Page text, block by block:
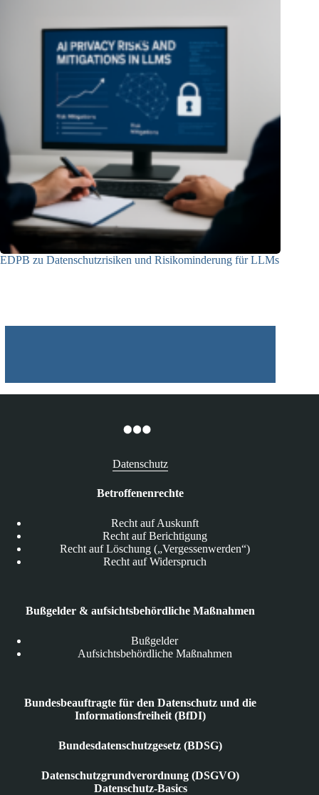
EDPB zu Datenschutzrisiken und Risikominderung für LLMs
Datenschutz
Betroffenenrechte
Recht auf Auskunft
Recht auf Berichtigung
Recht auf Löschung („Vergessenwerden“)
Recht auf Widerspruch
Bußgelder & aufsichtsbehördliche Maßnahmen
Bußgelder
Aufsichtsbehördliche Maßnahmen
Bundesbeauftragte für den Datenschutz und die
Informationsfreiheit (BfDI)
Bundesdatenschutzgesetz (BDSG)
Datenschutzgrundverordnung (DSGVO)
Datenschutz-Basics